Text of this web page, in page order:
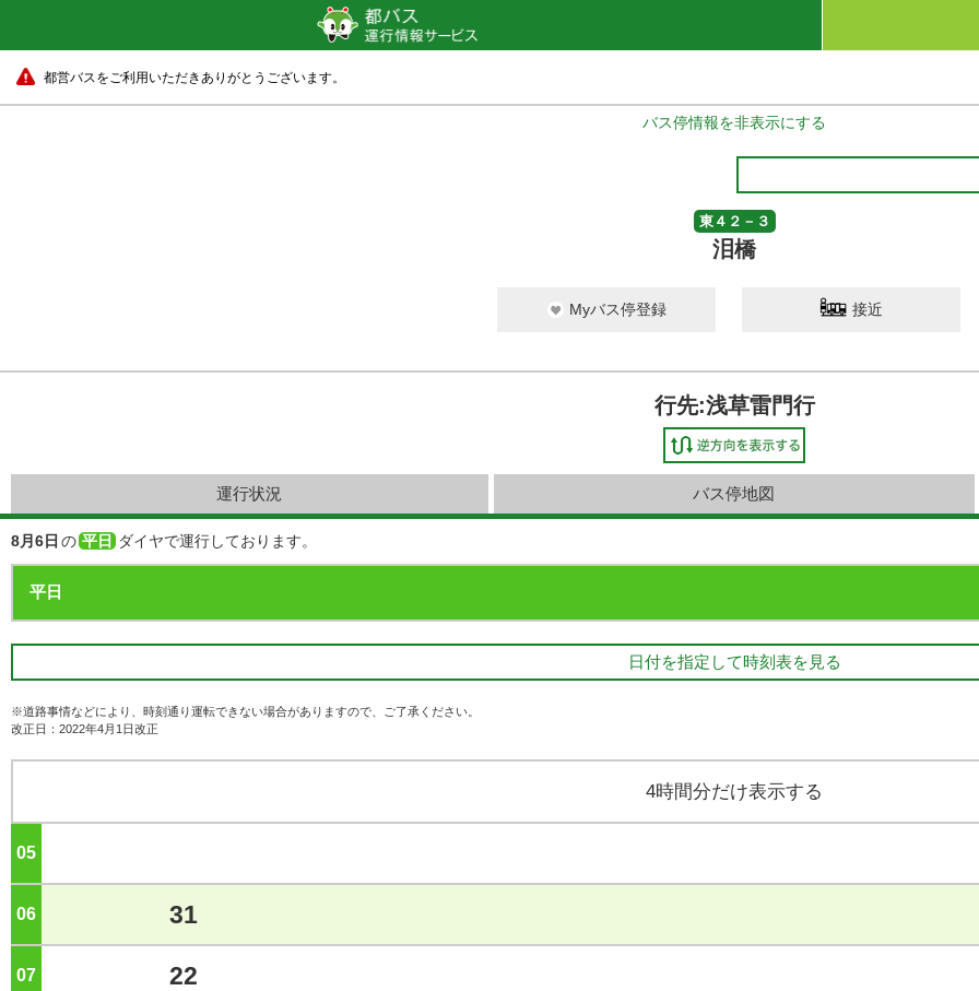
都営バスをご利用いただきありがとうございます。
バス停情報を非表示にする
東４２－３
泪橋
Myバス停登録 接近
行先:浅草雷門行
運行状況 バス停地図
8月6日 の 平日 ダイヤで運行しております。
日付を指定して時刻表を見る
※道路事情などにより、時刻通り運転できない場合がありますので、ご了承ください。
改正日：2022年4月1日改正
4時間分だけ表示する
05
06 31
07 22